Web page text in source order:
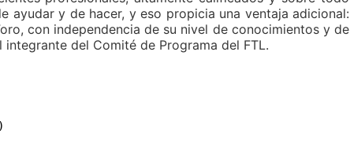
ayudar y de hacer, y eso propicia una ventaja adicional:
con independencia de su nivel de conocimientos y de
integrante del Comité de Programa del FTL.